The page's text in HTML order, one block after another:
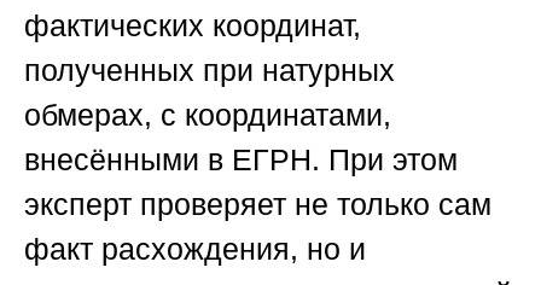
фактических координат,
полученных при натурных
обмерах, с координатами,
внесёнными в ЕГРН. При этом
эксперт проверяет не только сам
факт расхождения, но и